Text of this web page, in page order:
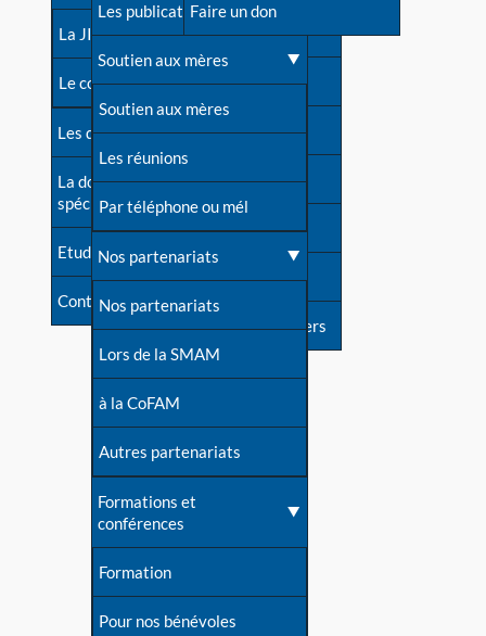
Les débuts
Une difficulté d'allaitement ?
Cas particuliers
Mythes et vérités
Devenir animatrice ?
Une question sur le site
La JIA
Le congrès
Les dossiers de l'allaitement
La documentation
spécialisée
Etudes récentes
Contact
Répertoire de tous les
contacts
Contact presse
Dossier de presse
Soutenir LLL
Livre d'or
Forum
S'inscrire à nos newsletters
Les publications
Soutien aux mères
Soutien aux mères
Les réunions
Par téléphone ou mél
Nos partenariats
Nos partenariats
Lors de la SMAM
à la CoFAM
Autres partenariats
Formations et
conférences
Formation
Pour nos bénévoles
Faire un don